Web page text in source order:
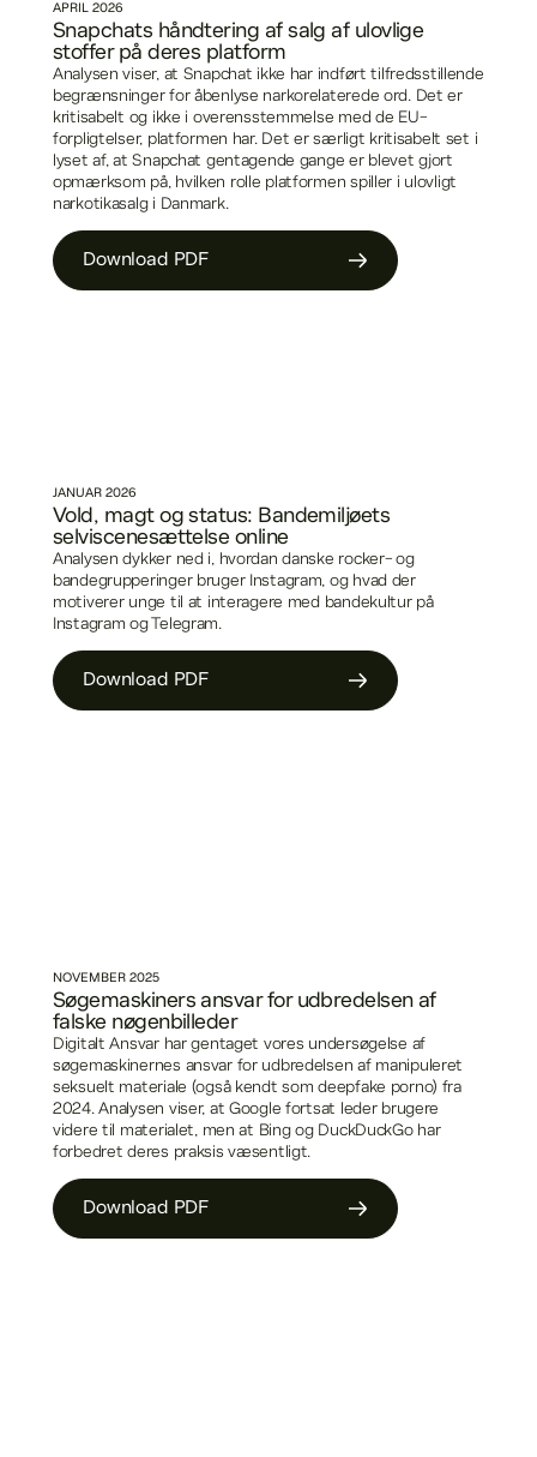
APRIL 2026
Snapchats håndtering af salg af ulovlige
stoffer på deres platform
Analysen viser, at Snapchat ikke har indført tilfredsstillende
begrænsninger for åbenlyse narkorelaterede ord. Det er
kritisabelt og ikke i overensstemmelse med de EU-
forpligtelser, platformen har. Det er særligt kritisabelt set i
lyset af, at Snapchat gentagende gange er blevet gjort
opmærksom på, hvilken rolle platformen spiller i ulovligt
narkotikasalg i Danmark.
Download PDF
JANUAR 2026
Vold, magt og status: Bandemiljøets
selviscenesættelse online
Analysen dykker ned i, hvordan danske rocker- og
bandegrupperinger bruger Instagram, og hvad der
motiverer unge til at interagere med bandekultur på
Instagram og Telegram.
Download PDF
NOVEMBER 2025
Søgemaskiners ansvar for udbredelsen af
falske nøgenbilleder
Digitalt Ansvar har gentaget vores undersøgelse af
søgemaskinernes ansvar for udbredelsen af manipuleret
seksuelt materiale (også kendt som deepfake porno) fra
2024. Analysen viser, at Google fortsat leder brugere
videre til materialet, men at Bing og DuckDuckGo har
forbedret deres praksis væsentligt.
Download PDF